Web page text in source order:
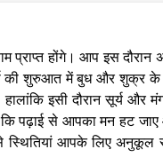
होंगे। आप इस दौरान
शुरुआत में बुध और शुक्र के
इसी दौरान सूर्य और
कि पढ़ाई से आपका मन हट
स्थितियां आपके लिए अनुकूल